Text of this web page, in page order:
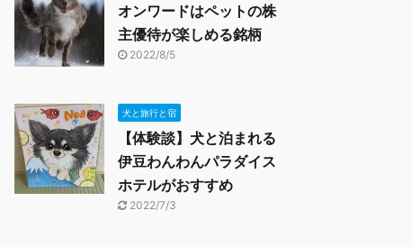
オンワードはペットの株
主優待が楽しめる銘柄
2022/8/5
犬と旅行と宿
【体験談】犬と泊まれる
伊豆わんわんパラダイス
ホテルがおすすめ
2022/7/3